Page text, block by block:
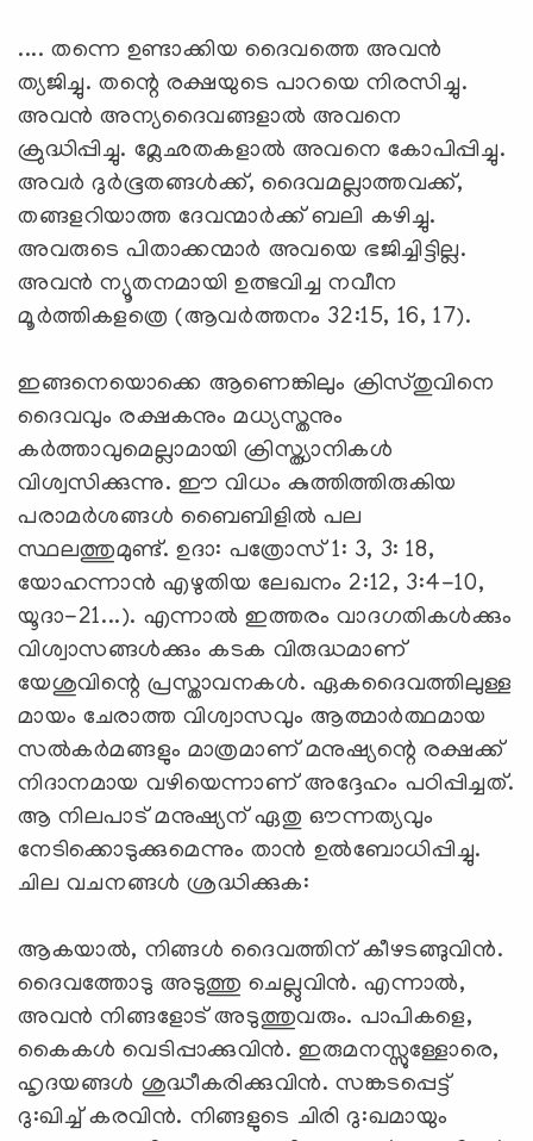
.... തന്നെ ഉണ്ടാക്കിയ ദൈവത്തെ അവന്‍
ത്യജിച്ചു. തന്റെ രക്ഷയുടെ പാറയെ നിരസിച്ചു.
അവന്‍ അന്യദൈവങ്ങളാല്‍ അവനെ
ക്രുദ്ധിപ്പിച്ചു. മ്ലേഛതകളാല്‍ അവനെ കോപിപ്പിച്ചു.
അവര്‍ ദുര്‍ഭൂതങ്ങള്‍ക്ക്, ദൈവമല്ലാത്തവക്ക്,
തങ്ങളറിയാത്ത ദേവന്മാര്‍ക്ക് ബലി കഴിച്ചു.
അവരുടെ പിതാക്കന്മാര്‍ അവയെ ഭജിച്ചിട്ടില്ല.
അവന്‍ ന്യൂതനമായി ഉത്ഭവിച്ച നവീന
മൂര്‍ത്തികളത്രെ (ആവര്‍ത്തനം 32:15, 16, 17).
ഇങ്ങനെയൊക്കെ ആണെങ്കിലും ക്രിസ്തുവിനെ
ദൈവവും രക്ഷകനും മധ്യസ്തനും
കര്‍ത്താവുമെല്ലാമായി ക്രിസ്ത്യാനികള്‍
വിശ്വസിക്കുന്നു. ഈ വിധം കുത്തിത്തിരുകിയ
പരാമര്‍ശങ്ങള്‍ ബൈബിളില്‍ പല
സ്ഥലത്തുമുണ്ട്. ഉദാ: പത്രോസ് 1: 3, 3: 18,
യോഹന്നാന്‍ എഴുതിയ ലേഖനം 2:12, 3:4-10,
യൂദാ-21...). എന്നാല്‍ ഇത്തരം വാദഗതികള്‍ക്കും
വിശ്വാസങ്ങള്‍ക്കും കടക വിരുദ്ധമാണ്
യേശുവിന്റെ പ്രസ്താവനകള്‍. ഏകദൈവത്തിലുള്ള
മായം ചേരാത്ത വിശ്വാസവും ആത്മാര്‍ത്ഥമായ
സല്‍കര്‍മങ്ങളും മാത്രമാണ് മനുഷ്യന്റെ രക്ഷക്ക്
നിദാനമായ വഴിയെന്നാണ് അദ്ദേഹം പഠിപ്പിച്ചത്.
ആ നിലപാട് മനുഷ്യന് ഏതു ഔന്നത്യവും
നേടിക്കൊടുക്കുമെന്നും താന്‍ ഉല്‍ബോധിപ്പിച്ചു.
ചില വചനങ്ങള്‍ ശ്രദ്ധിക്കുക:
ആകയാല്‍, നിങ്ങള്‍ ദൈവത്തിന് കീഴടങ്ങുവിന്‍.
ദൈവത്തോടു അടുത്തു ചെല്ലുവിന്‍. എന്നാല്‍,
അവന്‍ നിങ്ങളോട് അടുത്തുവരും. പാപികളെ,
കൈകള്‍ വെടിപ്പാക്കുവിന്‍. ഇരുമനസ്സുള്ളോരെ,
ഹൃദയങ്ങള്‍ ശുദ്ധീകരിക്കുവിന്‍. സങ്കടപ്പെട്ട്
ദു:ഖിച്ച് കരവിന്‍. നിങ്ങളുടെ ചിരി ദു:ഖമായും